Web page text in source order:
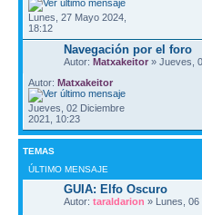
Lunes, 27 Mayo 2024,
18:12
Navegación por el foro
Autor: Matxakeitor » Jueves,
Autor: Matxakeitor
Jueves, 02 Diciembre
2021, 10:23
TEMAS
ÚLTIMO MENSAJE
GUIA: Elfo Oscuro
Autor: taraldarion » Lunes, 06